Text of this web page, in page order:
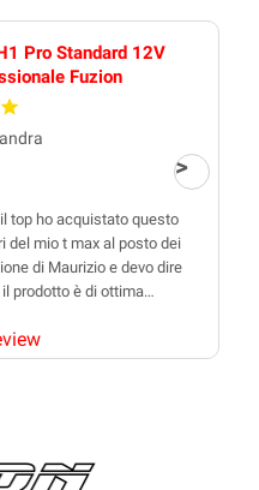
Pro Standard 12V
Fuzion
top ho acquistato questo
del mio t max al posto dei
di Maurizio e devo dire
prodotto è di ottima…